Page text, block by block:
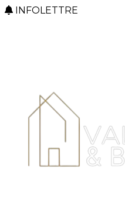
INFOLETTRE